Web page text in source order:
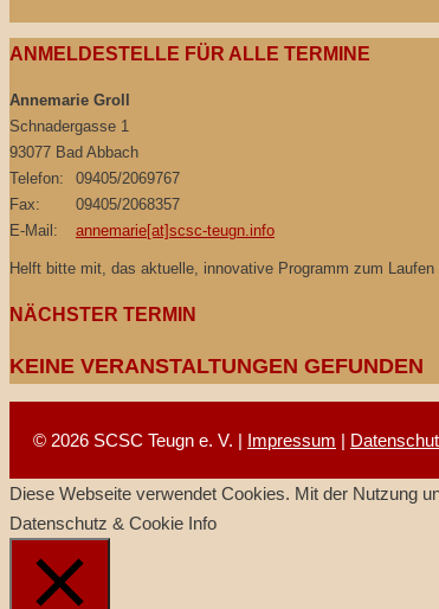
ANMELDESTELLE FÜR ALLE TERMINE
Annemarie Groll
Schnadergasse 1
93077 Bad Abbach
Telefon:
09405/2069767
Fax:
09405/2068357
E-Mail:
annemarie[at]scsc-teugn.info
Helft bitte mit, das aktuelle, innovative Programm zum
NÄCHSTER TERMIN
KEINE VERANSTALTUNGEN GEFUNDEN
© 2026 SCSC Teugn e. V. | Impressum |
Diese Webseite verwendet Cookies. Mit der Nutzung
Datenschutz & Cookie Info